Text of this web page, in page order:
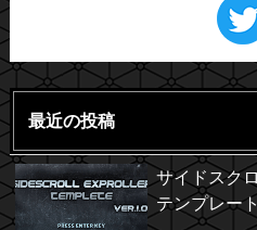
最近の投稿
サイドスク
テンプレー